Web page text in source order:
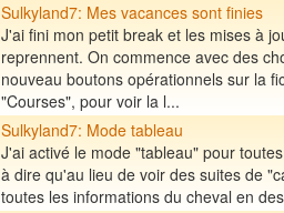
Sulkyland7: Mes vacances sont finies
J'ai fini mon petit break et les mises à
reprennent. On commence avec des
nouveau boutons opérationnels sur la
"Courses", pour voir la l...
Sulkyland7: Mode tableau
J'ai activé le mode "tableau" pour
à dire qu'au lieu de voir des suites de
toutes les informations du cheval en